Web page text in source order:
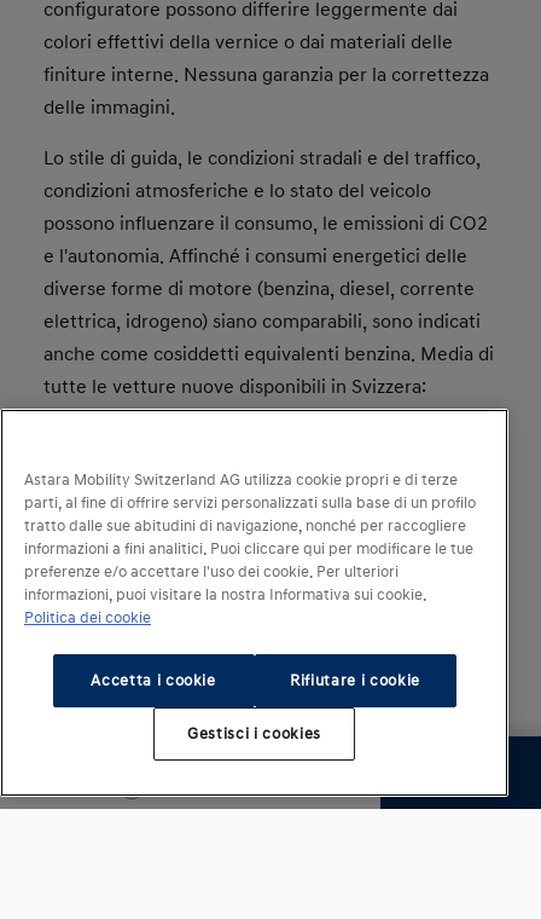
configuratore possono differire leggermente dai
colori effettivi della vernice o dai materiali delle
finiture interne. Nessuna garanzia per la correttezza
delle immagini.
Lo stile di guida, le condizioni stradali e del traffico,
condizioni atmosferiche e lo stato del veicolo
possono influenzare il consumo, le emissioni di CO2
e l'autonomia. Affinché i consumi energetici delle
diverse forme di motore (benzina, diesel, corrente
elettrica, idrogeno) siano comparabili, sono indicati
anche come cosiddetti equivalenti benzina. Media di
tutte le vetture nuove disponibili in Svizzera:
Copyright 2024 Astara Mobility Switzerland SA
Astara Mobility Switzerland AG utilizza cookie propri e di terze
parti, al fine di offrire servizi personalizzati sulla base di un profilo
tratto dalle sue abitudini di navigazione, nonché per raccogliere
informazioni a fini analitici. Puoi cliccare qui per modificare le tue
preferenze e/o accettare l'uso dei cookie. Per ulteriori
informazioni, puoi visitare la nostra Informativa sui cookie.
Politica dei cookie
Accetta i cookie Rifiutare i cookie
Gestisci i cookies